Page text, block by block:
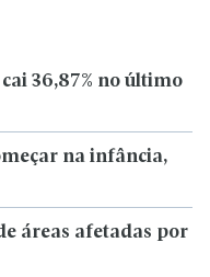
36,87% no último
na infância,
áreas afetadas por